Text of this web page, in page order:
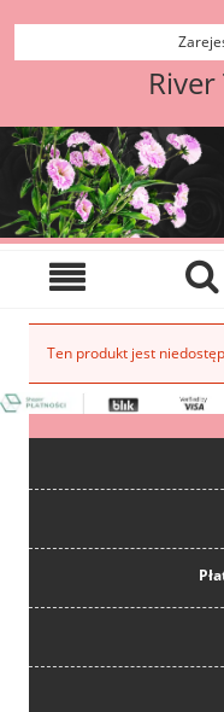
Ten produkt jest